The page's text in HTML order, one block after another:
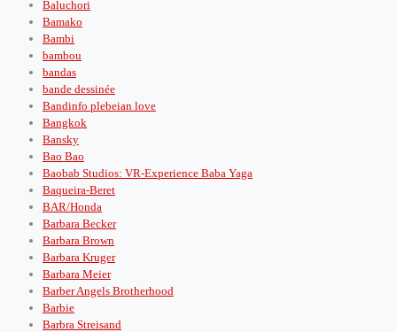
Baluchori
Bamako
Bambi
bambou
bandas
bande dessinée
Bandinfo plebeian love
Bangkok
Bansky
Bao Bao
Baobab Studios: VR-Experience Baba Yaga
Baqueira-Beret
BAR/Honda
Barbara Becker
Barbara Brown
Barbara Kruger
Barbara Meier
Barber Angels Brotherhood
Barbie
Barbra Streisand